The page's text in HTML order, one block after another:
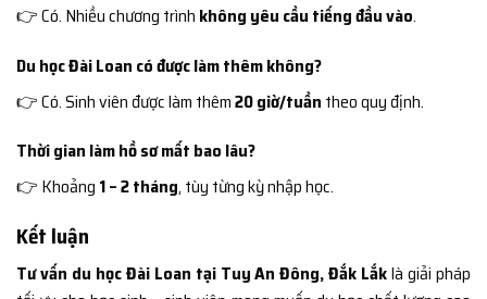
👉 Có. Nhiều chương trình không yêu cầu tiếng đầu vào.
Du học Đài Loan có được làm thêm không?
👉 Có. Sinh viên được làm thêm20 giờ/tuần theo quy định.
Thời gian làm hồ sơ mất bao lâu?
👉 Khoảng 1 – 2 tháng, tùy từng kỳ nhập học.
Kết luận
Tư vấn du học Đài Loan tại Tuy An Đông, Đắk Lắklà giải pháp